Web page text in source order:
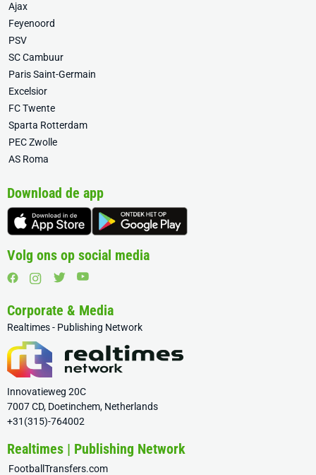
Ajax
Feyenoord
PSV
SC Cambuur
Paris Saint-Germain
Excelsior
FC Twente
Sparta Rotterdam
PEC Zwolle
AS Roma
Download de app
Volg ons op social media
Corporate & Media
Realtimes - Publishing Network
Innovatieweg 20C
7007 CD, Doetinchem, Netherlands
+31(315)-764002
Realtimes | Publishing Network
FootballTransfers.com